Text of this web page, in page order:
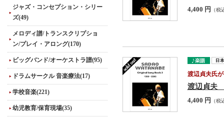
ジャズ・コンセプション・シリー
ズ(49)
メロディ譜/トランスクリプショ
ン/プレイ・アロング(170)
ビッグバンド/オーケストラ譜(95)
ドラムサークル 音楽療法(17)
学校音楽(221)
幼児教育/保育現場(35)
4,400 円 （税
渡辺貞夫氏
渡辺貞夫
4,400 円 （税